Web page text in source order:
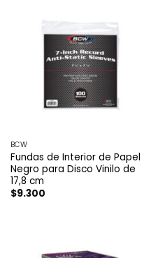
BCW
Fundas de Interior de Papel
Negro para Disco Vinilo de
17,8 cm
$9.300